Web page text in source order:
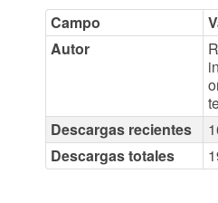
Campo
Autor
Descargas recientes
Descargas totales